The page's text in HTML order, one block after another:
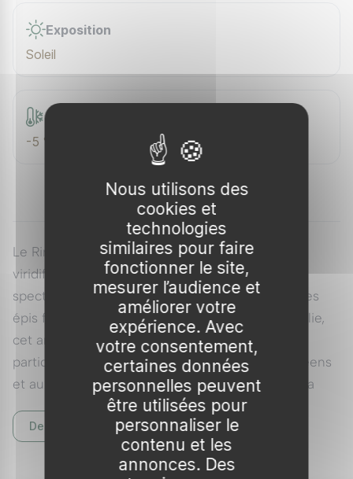
Exposition
Soleil
Rusticité
-5 °C
Le Rince-bouteille Violet, ou CALLISTEMON
viridiflorus Violaceus, est un arbuste à fleurs
spectaculaires qui illuminera votre jardin avec ses
épis floraux violets éclatants. Originaire d'Australie,
cet arbuste à feuillage persistant est
particulièrement adapté aux jardins méditerranéens
et aux terrasses ensoleillées. Sa robustesse et sa
facilité d'entretien en font un choix idéal pour les
jardiniers, tout en attirant les pollinisateurs grâce à
sa floraison attrayante.Voir tous nos Callistemon
Description complète
Nous utilisons des
cookies et
technologies
similaires pour faire
fonctionner le site,
mesurer l’audience et
améliorer votre
expérience. Avec
votre consentement,
certaines données
personnelles peuvent
être utilisées pour
personnaliser le
contenu et les
annonces. Des